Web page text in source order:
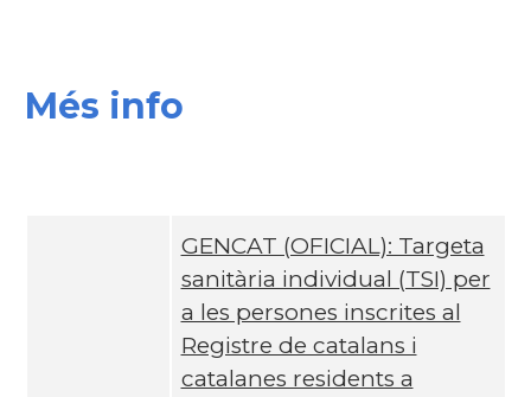
Més info
GENCAT (OFICIAL): Targeta
sanitària individual (TSI) per
a les persones inscrites al
Registre de catalans i
catalanes residents a